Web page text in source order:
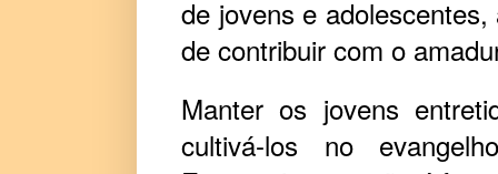
de jovens e
de contribuir com o
Manter os jovens
cultivá-los no